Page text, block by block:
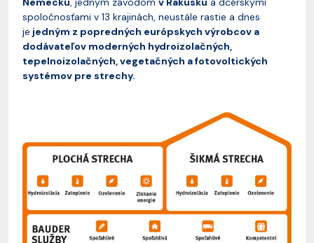
spoločnosťami v 13 krajinách, neustále rastie a dnes
je jedným z popredných európskych výrobcov a
dodávateľov moderných hydroizolačných,
tepelnoizolačných, vegetačných a fotovoltických
systémov pre strechy.